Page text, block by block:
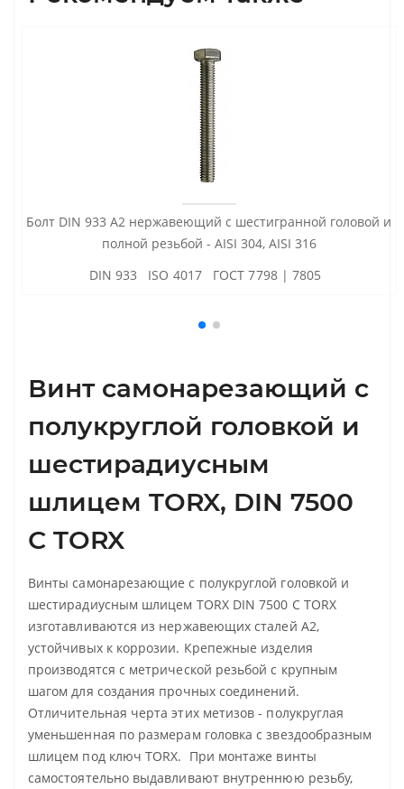
Болт DIN 933 А2 нержавеющий с шестигранной головой и
полной резьбой - AISI 304, AISI 316
DIN 933 ISO 4017 ГОСТ 7798 | 7805
Винт самонарезающий с
полукруглой головкой и
шестирадиусным
шлицем TORX, DIN 7500
С TORX
Винты самонарезающие с полукруглой головкой и
шестирадиусным шлицем TORX DIN 7500 C TORX
изготавливаются из нержавеющих сталей А2,
устойчивых к коррозии. Крепежные изделия
производятся с метрической резьбой с крупным
шагом для создания прочных соединений.
Отличительная черта этих метизов - полукруглая
уменьшенная по размерам головка с звездообразным
шлицем под ключ TORX. При монтаже винты
самостоятельно выдавливают внутреннюю резьбу,